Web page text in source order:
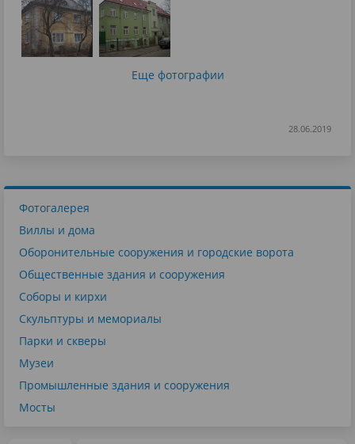
Еще фотографии
28.06.2019
Фотогалерея
Виллы и дома
Оборонительные сооружения и городские ворота
Общественные здания и сооружения
Соборы и кирхи
Скульптуры и мемориалы
Парки и скверы
Музеи
Промышленные здания и сооружения
Мосты